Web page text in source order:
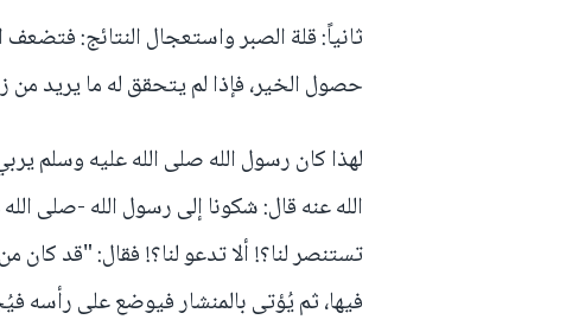
ثانياً: قلة الصبر واستعجال النتائج:
حصول الخير، فإذا لم يتحقق له ما يريد من
لهذا كان رسول الله صلى الله عليه وسلم
الله عنه قال: شكونا إلى رسول الله -صلى
تستنصر لنا؟! ألا تدعو لنا؟! فقال: "قد
فيها، ثم يُؤتى بالمنشار فيوضع على